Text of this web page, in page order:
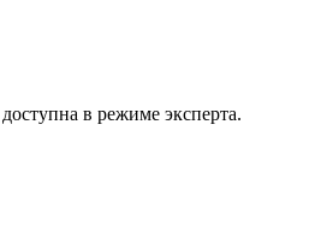
в режиме эксперта.